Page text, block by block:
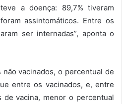
a doença: 89,7% tiveram
assintomáticos. Entre os
ser internadas”, aponta o
vacinados, o percentual de
entre os vacinados, e, entre
de vacina, menor o percentual